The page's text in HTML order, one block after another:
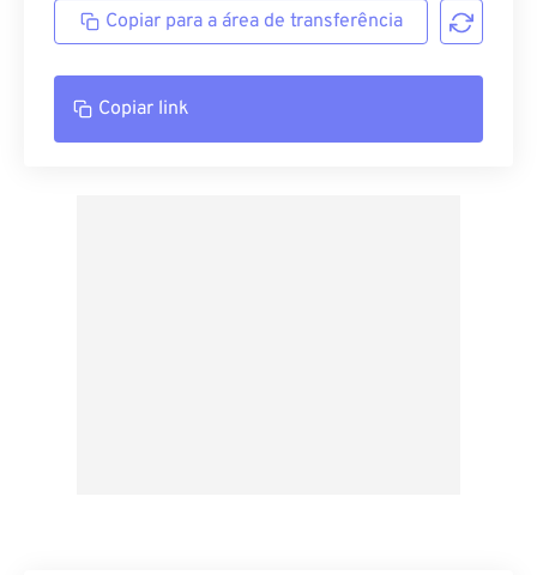
Copiar para a área de transferência
Copiar link